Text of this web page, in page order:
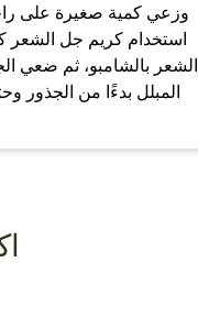
وزعي كمية صغيرة على
استخدام كريم جل
الشعر بالشامبو، ثم ضعي
المبلل بدءًا من الجذور